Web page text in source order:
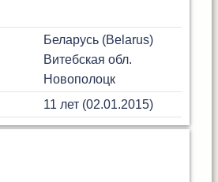
Беларусь (Belarus)
Витебская обл.
Новополоцк
11 лет (02.01.2015)